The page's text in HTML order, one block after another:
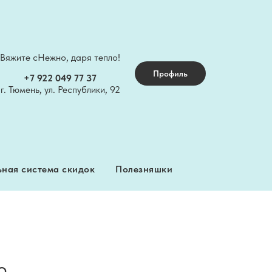
Вяжите сНежно, даря тепло!
+7 922 049 77 37
г. Тюмень, ул. Республики, 92
Профиль
система скидок Полезняшки
система скидок Полезняшки